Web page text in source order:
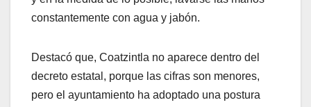
constantemente con agua y jabón.
Destacó que, Coatzintla no aparece dentro del
decreto estatal, porque las cifras son menores,
pero el ayuntamiento ha adoptado una postura